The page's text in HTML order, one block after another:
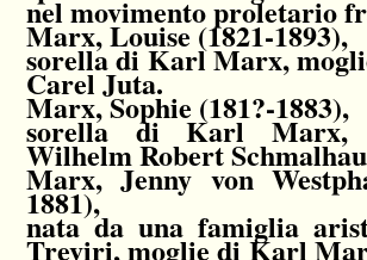
nel movimento proletario
Marx, Louise (1821-1893),
sorella di Karl Marx,
Carel Juta.
Marx, Sophie (181?-1883),
sorella di Karl Marx,
Wilhelm Robert
Marx, Jenny von
1881),
nata da una famiglia
Treviri, moglie di Karl